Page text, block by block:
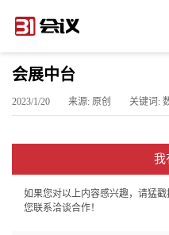
会展中台
2023/1/20 来源: 原创 关键词:
我
如果您对以上内容感兴趣，请猛
您联系洽谈合作！